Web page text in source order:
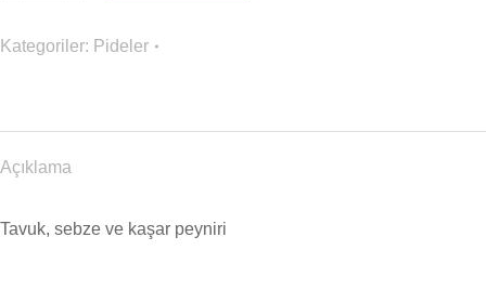
Kategoriler: Pideler
Açıklama
Tavuk, sebze ve kaşar peyniri